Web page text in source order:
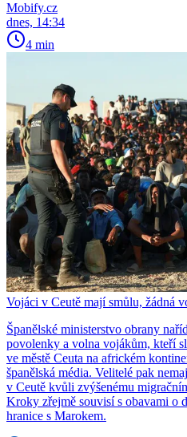
Mobify.cz
dnes, 14:34
4 min
Vojáci v Ceutě mají smůlu, žádná
Španělské ministerstvo obrany
povolenky a volna vojákům, kteří
ve městě Ceuta na africkém
španělská média. Velitelé pak
v Ceutě kvůli zvýšenému
Kroky zřejmě souvisí s obavami o
hranice s Marokem.